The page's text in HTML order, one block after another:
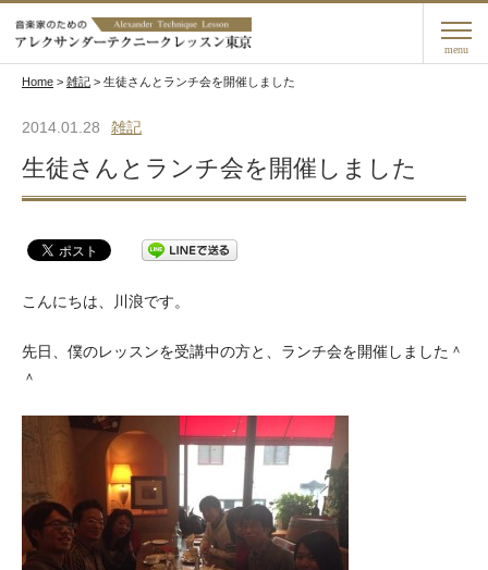
menu
Home > 雑記 > 生徒さんとランチ会を開催しました
2014.01.28 雑記
生徒さんとランチ会を開催しました
こんにちは、川浪です。
先日、僕のレッスンを受講中の方と、ランチ会を開催しました＾
＾